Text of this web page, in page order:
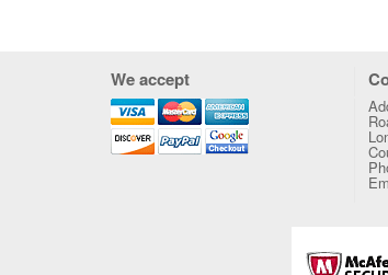
We accept